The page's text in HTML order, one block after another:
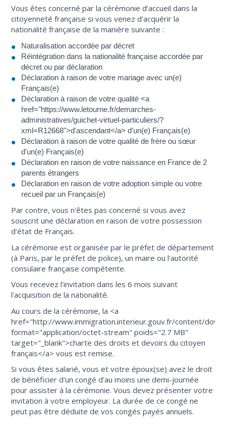
Vous êtes concerné par la cérémonie d’accueil dans la
citoyenneté française si vous venez d'acquérir la
nationalité française de la manière suivante :
Naturalisation accordée par décret
Réintégration dans la nationalité française accordée par
décret ou par déclaration
Déclaration à raison de votre mariage avec un(e)
Français(e)
Déclaration à raison de votre qualité <a
href="https://www.letourne.fr/demarches-
administratives/guichet-virtuel-particuliers/?
xml=R12668">d'ascendant</a> d'un(e) Français(e)
Déclaration à raison de votre qualité de frère ou sœur
d'un(e) Français(e)
Déclaration en raison de votre naissance en France de 2
parents étrangers
Déclaration en raison de votre adoption simple ou votre
recueil par un Français(e)
Par contre, vous n'êtes pas concerné si vous avez
souscrit une déclaration en raison de votre possession
d'état de Français.
La cérémonie est organisée par le préfet de département
(à Paris, par le préfet de police), un maire ou l'autorité
consulaire française compétente.
Vous recevez l'invitation dans les 6 mois suivant
l'acquisition de la nationalité.
Au cours de la cérémonie, la <a
href="http://www.immigration.interieur.gouv.fr/content/
format="application/octet-stream" poids="2.7 MB"
target="_blank">charte des droits et devoirs du citoyen
français</a> vous est remise.
Si vous êtes salarié, vous et votre époux(se) avez le droit
de bénéficier d'un congé d'au moins une demi-journée
pour assister à la cérémonie. Vous devez présenter votre
invitation à votre employeur. La durée de ce congé ne
peut pas être déduite de vos congés payés annuels.